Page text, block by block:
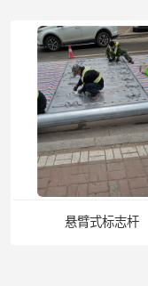
F型悬臂式交通标